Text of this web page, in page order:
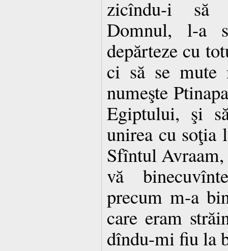
zicîndu-i să
Domnul, l-a
depărteze cu
ci să se mute
numeşte
Egiptului, şi
unirea cu soţia
Sfîntul Avraam,
vă
precum m-a
care eram
dîndu-mi fiu la